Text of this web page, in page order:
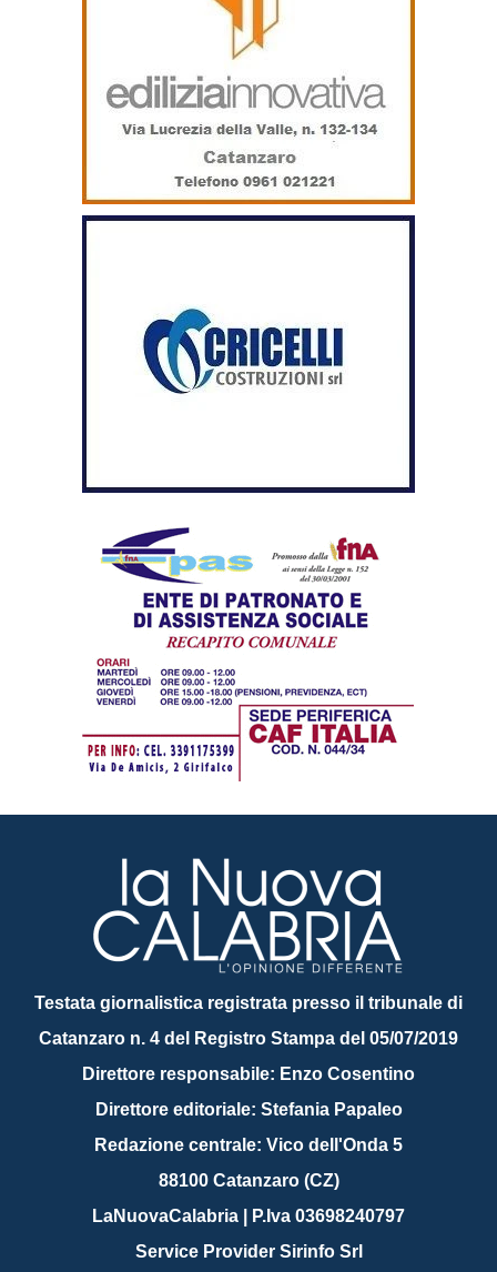
Testata giornalistica registrata presso il tribunale di
Catanzaro n. 4 del Registro Stampa del 05/07/2019
Direttore responsabile: Enzo Cosentino
Direttore editoriale: Stefania Papaleo
Redazione centrale: Vico dell'Onda 5
88100 Catanzaro (CZ)
LaNuovaCalabria | P.Iva 03698240797
Service Provider Sirinfo Srl